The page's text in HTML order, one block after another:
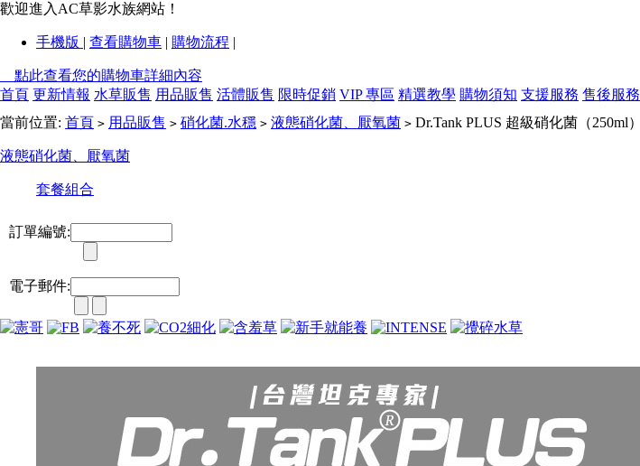
歡迎進入AC草影水族網站！
手機版 | 查看購物車 | 購物流程 |
點此查看您的購物車詳細內容
首頁 更新情報 水草販售 用品販售 活體販售 限時促銷 VIP 專區 精選教學 購物須知 支援服務 售後服務
當前位置: 首頁 > 用品販售 > 硝化菌.水穩 > 液態硝化菌、厭氧菌 > Dr.Tank PLUS 超級硝化菌（250ml）
液態硝化菌、厭氧菌
套餐組合
訂單編號:
電子郵件: